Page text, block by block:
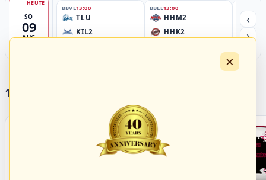
SO
09
AUG
HEUTE
BBVL13:00
TLU
KIL2
BBLL13:00
HHM2
HHK2
Ballpark
‹
›
17 Vereine im S/HBV
×